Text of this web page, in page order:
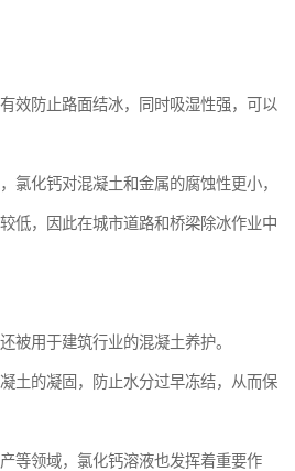
效防止路面结冰，同时吸湿性强，可以
氯化钙对混凝土和金属的腐蚀性更小，
低，因此在城市道路和桥梁除冰作业中
被用于建筑行业的混凝土养护。
土的凝固，防止水分过早冻结，从而保
等领域，氯化钙溶液也发挥着重要作